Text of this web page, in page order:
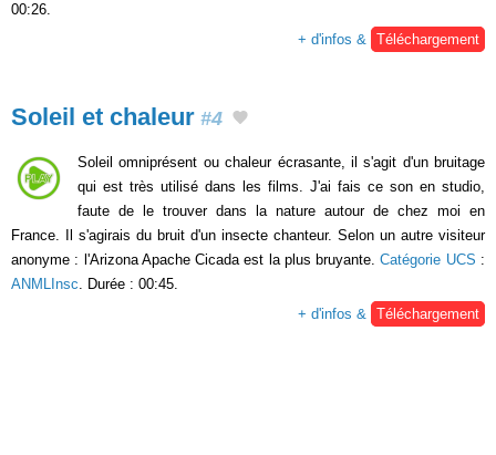
00:26.
+ d'infos & Téléchargement
Soleil et chaleur #4
Soleil omniprésent ou chaleur écrasante, il s'agit d'un bruitage
qui est très utilisé dans les films. J'ai fais ce son en studio,
faute de le trouver dans la nature autour de chez moi en
France. Il s'agirais du bruit d'un insecte chanteur. Selon un autre visiteur
anonyme : l'Arizona Apache Cicada est la plus bruyante.Catégorie UCS :
ANMLInsc . Durée : 00:45.
+ d'infos &
Téléchargement